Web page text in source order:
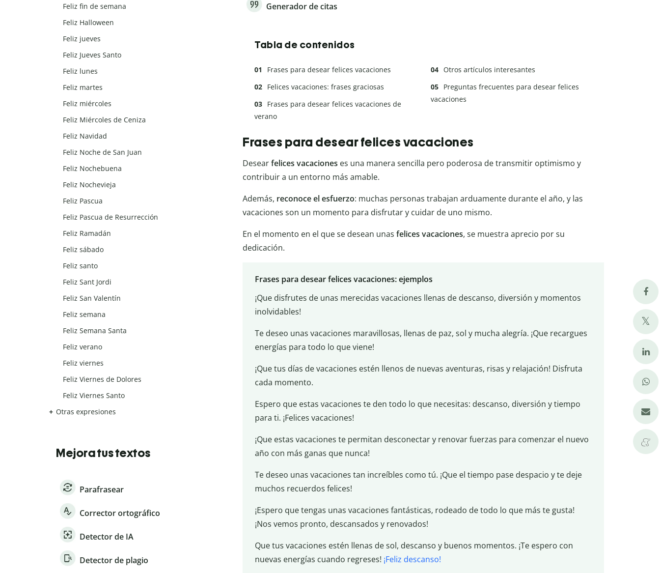
Generador de citas
Tabla de contenidos
Frases para desear felices vacaciones
Felices vacaciones: frases graciosas
Frases para desear felices vacaciones de
verano
Otros artículos interesantes
Preguntas frecuentes para desear felices
vacaciones
Frases para desear felices vacaciones
Desearfelices vacaciones es una manera sencilla pero poderosa de transmitir optimismo y
contribuir a un entorno más amable.
Además, reconoce el esfuerzo: muchas personas trabajan arduamente durante el año, y las
vacaciones son un momento para disfrutar y cuidar de uno mismo.
En el momento en el que se desean unas felices vacaciones, se muestra aprecio por su
dedicación.
Frases para desear felices vacaciones: ejemplos
¡Que disfrutes de unas merecidas vacaciones llenas de descanso, diversión y momentos
inolvidables!
Te deseo unas vacaciones maravillosas, llenas de paz, sol y mucha alegría. ¡Que recargues
energías para todo lo que viene!
¡Que tus días de vacaciones estén llenos de nuevas aventuras, risas y relajación! Disfruta
cada momento.
Espero que estas vacaciones te den todo lo que necesitas: descanso, diversión y tiempo
para ti. ¡Felices vacaciones!
¡Que estas vacaciones te permitan desconectar y renovar fuerzas para comenzar el nuevo
año con más ganas que nunca!
Te deseo unas vacaciones tan increíbles como tú. ¡Que el tiempo pase despacio y te deje
muchos recuerdos felices!
¡Espero que tengas unas vacaciones fantásticas, rodeado de todo lo que más te gusta!
¡Nos vemos pronto, descansados y renovados!
Que tus vacaciones estén llenas de sol, descanso y buenos momentos. ¡Te espero con
nuevas energías cuando regreses! ¡Feliz descanso!
Feliz fin de semana
Feliz Halloween
Feliz jueves
Feliz Jueves Santo
Feliz lunes
Feliz martes
Feliz miércoles
Feliz Miércoles de Ceniza
Feliz Navidad
Feliz Noche de San Juan
Feliz Nochebuena
Feliz Nochevieja
Feliz Pascua
Feliz Pascua de Resurrección
Feliz Ramadán
Feliz sábado
Feliz santo
Feliz Sant Jordi
Feliz San Valentín
Feliz semana
Feliz Semana Santa
Feliz verano
Feliz viernes
Feliz Viernes de Dolores
Feliz Viernes Santo
Otras expresiones
Mejora tus textos
Parafrasear
Corrector ortográfico
Detector de IA
Detector de plagio